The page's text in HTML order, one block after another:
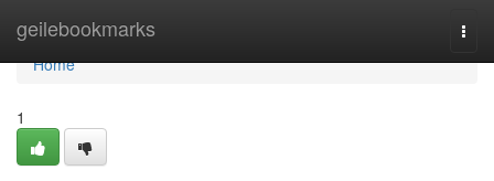
geilebookmarks
Home
Home
1